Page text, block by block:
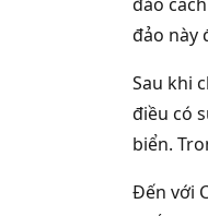
đảo này
Sau khi
điều có
biển.
Đến với